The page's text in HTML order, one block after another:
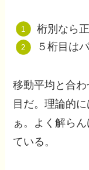
桁別なら
５桁目は
移動平均と合
目だ。理論的
ぁ。よく解ら
ている。